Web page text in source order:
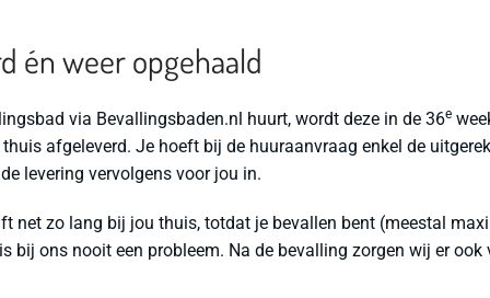
én weer opgehaald
via Bevallingsbaden.nl huurt, wordt deze in de 36e
afgeleverd. Je hoeft bij de huuraanvraag enkel de
levering vervolgens voor jou in.
net zo lang bij jou thuis, totdat je bevallen bent (meestal
bij ons nooit een probleem. Na de bevalling zorgen wij er